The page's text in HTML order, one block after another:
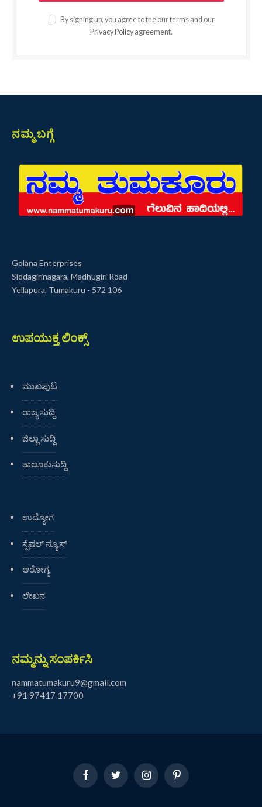
By signing up, you agree to the our terms and our
Privacy Policy agreement.
ನಮ್ಮ ಬಗ್ಗೆ
Golana Enterprises
Siddagirinagara, Madhugiri Road
Yellapura, Tumakuru - 572 106
ಉಪಯುಕ್ತ ಲಿಂಕ್ಸ್
ಮುಖಪುಟ
ರಾಜ್ಯ ಸುದ್ದಿ
ಜಿಲ್ಲಾ ಸುದ್ದಿ
ತಾಲೂಕುಸುದ್ದಿ
ಉದ್ಯೋಗ
ಸ್ಪೆಷಲ್ ನ್ಯೂಸ್
ಆರೋಗ್ಯ
ಲೇಖನ
ನಮ್ಮನ್ನು ಸಂಪರ್ಕಿಸಿ
nammatumakuru9@gmail.com
+91 97417 17700
FacebookTwitter InstagramPinterest